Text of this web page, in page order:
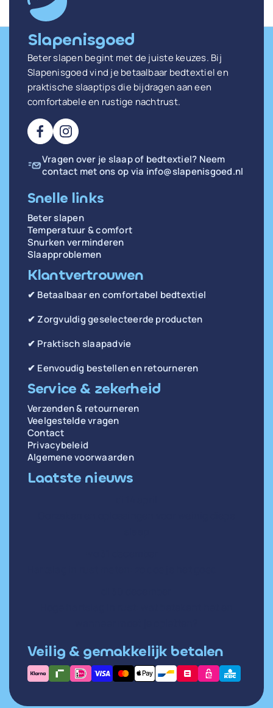
Slapenisgoed
Beter slapen begint met de juiste keuzes. Bij
Slapenisgoed vind je betaalbaar bedtextiel en
praktische slaaptips die bijdragen aan een
comfortabele en rustige nachtrust.
Vragen over je slaap of bedtextiel? Neem
contact met ons op via info@slapenisgoed.nl
Snelle links
Beter slapen
Temperatuur & comfort
Snurken verminderen
Slaapproblemen
Klantvertrouwen
✔ Betaalbaar en comfortabel bedtextiel
✔ Zorgvuldig geselecteerde producten
✔ Praktisch slaapadvie
✔ Eenvoudig bestellen en retourneren
Service & zekerheid
Verzenden & retourneren
Veelgestelde vragen
Contact
Privacybeleid
Algemene voorwaarden
Laatste nieuws
Veilig & gemakkelijk betalen